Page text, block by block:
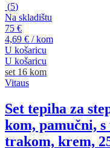
(5)
Na skladištu
75 €
4,69 € / kom
U košaricu
U košaricu
set 16 kom
Vitaus
Set tepiha za
kom, pamučni,
trakom, krem,